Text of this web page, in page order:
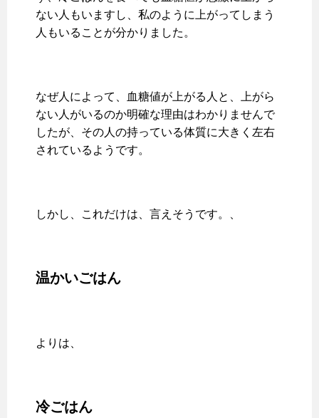
ない人もいますし、私のように上がってしまう
人もいることが分かりました。
なぜ人によって、血糖値が上がる人と、上がら
ない人がいるのか明確な理由はわかりませんで
したが、その人の持っている体質に大きく左右
されているようです。
しかし、これだけは、言えそうです。、
温かいごはん
よりは、
冷ごはん